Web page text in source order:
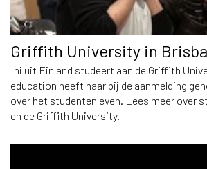
Griffith University in
Ini uit Finland studeert aan de Griffith
education heeft haar bij de aanmelding
over het studentenleven. Lees meer over
en de Griffith University.